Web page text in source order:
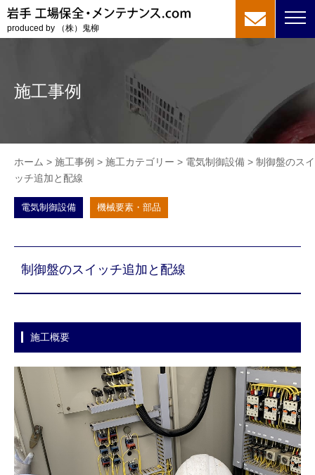
produced by （株）鬼柳
施工事例
ホーム > 施工事例 > 施工カテゴリー > 電気制御設備 > 制御盤のスイ
ッチ追加と配線
電気制御設備 機械要素・部品
制御盤のスイッチ追加と配線
施工概要